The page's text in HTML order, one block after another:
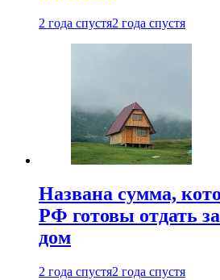
2 года спустя2 года спустя
Названа сумма,
РФ готовы отдать
дом
2 года спустя2 года спустя